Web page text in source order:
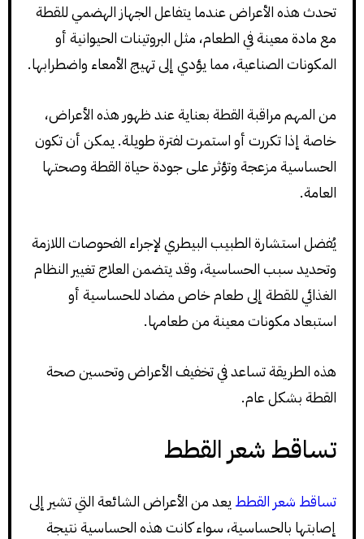
تحدث هذه الأعراض عندما يتفاعل الجهاز الهضمي للقطة
مع مادة معينة في الطعام، مثل البروتينات الحيوانية أو
المكونات الصناعية، مما يؤدي إلى تهيج الأمعاء واضطرابها.
من المهم مراقبة القطة بعناية عند ظهور هذه الأعراض،
خاصة إذا تكررت أو استمرت لفترة طويلة. يمكن أن تكون
الحساسية مزعجة وتؤثر على جودة حياة القطة وصحتها
العامة.
يُفضل استشارة الطبيب البيطري لإجراء الفحوصات اللازمة
وتحديد سبب الحساسية، وقد يتضمن العلاج تغيير النظام
الغذائي للقطة إلى طعام خاص مضاد للحساسية أو
استبعاد مكونات معينة من طعامها.
هذه الطريقة تساعد في تخفيف الأعراض وتحسين صحة
القطة بشكل عام.
تساقط شعر القطط
تساقط شعر القطط يعد من الأعراض الشائعة التي تشير إلى
إصابتها بالحساسية، سواء كانت هذه الحساسية نتيجة